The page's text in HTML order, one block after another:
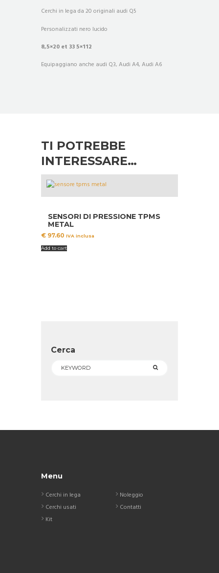
Cerchi in lega da 20 originali audi Q5
Personalizzati nero lucido
8,5×20 et 33 5×112
Equipaggiano anche audi Q3, Audi A4, Audi A6
TI POTREBBE
INTERESSARE…
SENSORI DI PRESSIONE TPMS
METAL
€ 97.60 IVA inclusa
Add to cart
Cerca
Menu
Cerchi in lega
Cerchi usati
Kit
Noleggio
Contatti